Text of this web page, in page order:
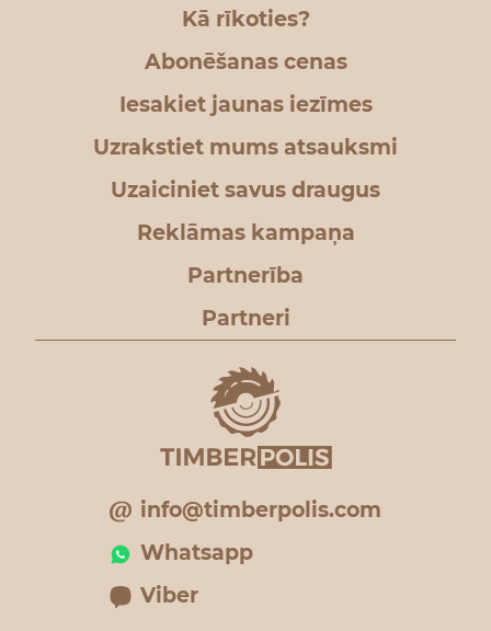
Kā rīkoties?
Abonēšanas cenas
Iesakiet jaunas iezīmes
Uzrakstiet mums atsauksmi
Uzaiciniet savus draugus
Reklāmas kampaņa
Partnerība
Partneri
info@timberpolis.com
Whatsapp
Viber